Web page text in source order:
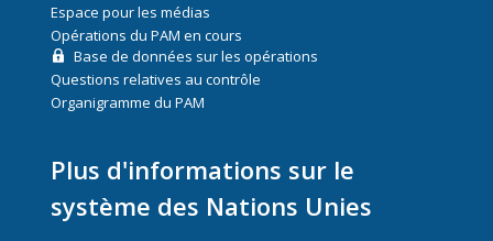
Espace pour les médias
Opérations du PAM en cours
Base de données sur les opérations
Questions relatives au contrôle
Organigramme du PAM
Plus d'informations sur le
système des Nations Unies